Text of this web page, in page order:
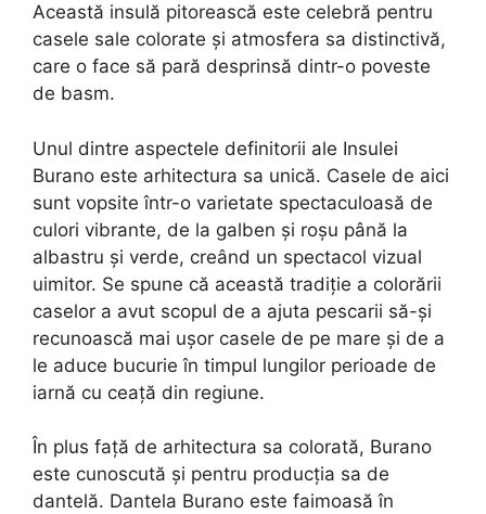
Această insulă pitorească este celebră pentru
casele sale colorate și atmosfera sa distinctivă,
care o face să pară desprinsă dintr-o poveste
de basm.
Unul dintre aspectele definitorii ale Insulei
Burano este arhitectura sa unică. Casele de aici
sunt vopsite într-o varietate spectaculoasă de
culori vibrante, de la galben și roșu până la
albastru și verde, creând un spectacol vizual
uimitor. Se spune că această tradiție a colorării
caselor a avut scopul de a ajuta pescarii să-și
recunoască mai ușor casele de pe mare și de a
le aduce bucurie în timpul lungilor perioade de
iarnă cu ceață din regiune.
În plus față de arhitectura sa colorată, Burano
este cunoscută și pentru producția sa de
dantelă. Dantela Burano este faimoasă în